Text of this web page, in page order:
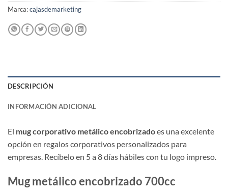
Marca:cajasdemarketing
DESCRIPCIÓN
INFORMACIÓN ADICIONAL
El mug corporativo metálico encobrizadoes una excelente
opción en regalos corporativos personalizados para
empresas. Recíbelo en 5 a 8 días hábiles con tu logo impreso.
Mug metálico encobrizado 700cc